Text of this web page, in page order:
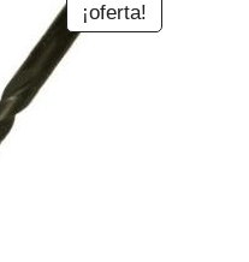
¡oferta!